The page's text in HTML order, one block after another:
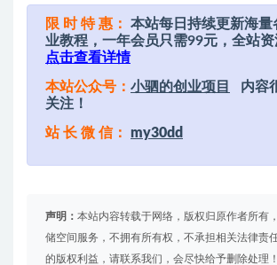
限 时 特 惠：
本站每日持续更新海量
业教程，一年会员只需99元，全站
点击查看详情
本站公众号： 小驷的创业项目
内容
关注！
站 长 微 信： my30dd
声明： 本站内容转载于网络，版权归原作者所有
储空间服务，不拥有所有权，不承担相关法律责
的版权利益，请联系我们，会尽快给予删除处理！